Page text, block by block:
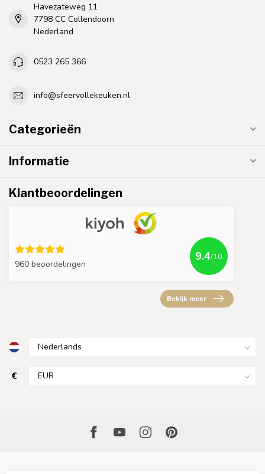
Havezateweg 11
7798 CC Collendoorn
Nederland
0523 265 366
info@sfeervollekeuken.nl
Categorieën
Informatie
Klantbeoordelingen
960 beoordelingen
9.4/10
Bekijk meer
€